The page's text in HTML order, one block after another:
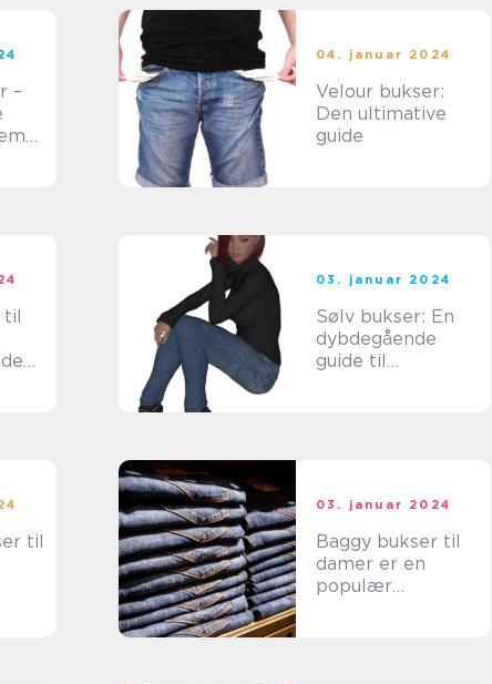
–
04. januar 2024
Velour bukser:
Den ultimative
guide
til
03. januar 2024
Sølv bukser: En
dybdegående
guide til
til
03. januar 2024
Baggy bukser til
damer er en
populær